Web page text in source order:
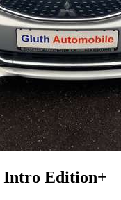
Intro Edition+